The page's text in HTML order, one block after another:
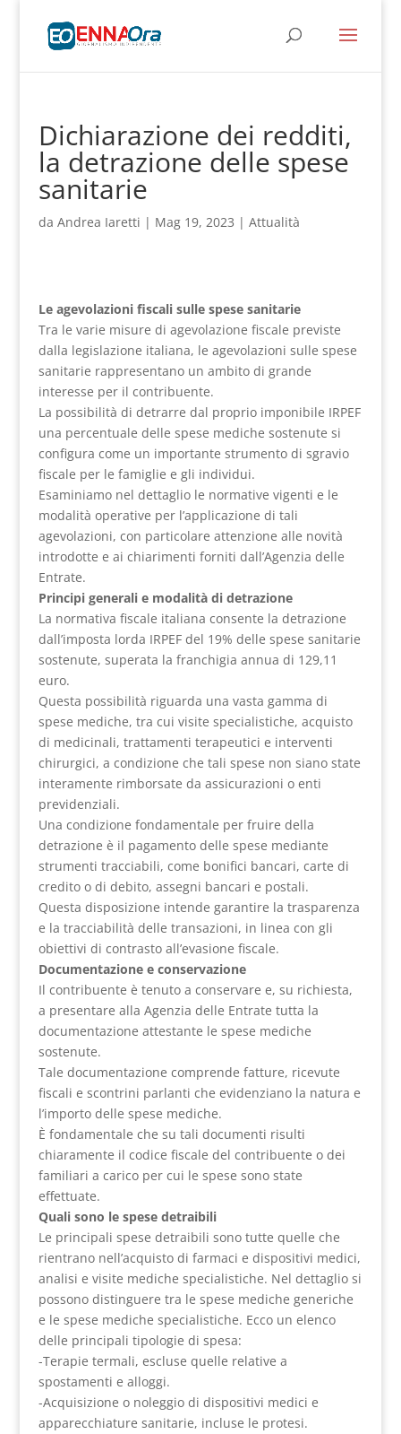
Dichiarazione dei redditi,
la detrazione delle spese
sanitarie
da Andrea Iaretti | Mag 19, 2023 | Attualità
Le agevolazioni fiscali sulle spese sanitarie
Tra le varie misure di agevolazione fiscale previste
dalla legislazione italiana, le agevolazioni sulle spese
sanitarie rappresentano un ambito di grande
interesse per il contribuente.
La possibilità di detrarre dal proprio imponibile IRPEF
una percentuale delle spese mediche sostenute si
configura come un importante strumento di sgravio
fiscale per le famiglie e gli individui.
Esaminiamo nel dettaglio le normative vigenti e le
modalità operative per l’applicazione di tali
agevolazioni, con particolare attenzione alle novità
introdotte e ai chiarimenti forniti dall’Agenzia delle
Entrate.
Principi generali e modalità di detrazione
La normativa fiscale italiana consente la detrazione
dall’imposta lorda IRPEF del 19% delle spese sanitarie
sostenute, superata la franchigia annua di 129,11
euro.
Questa possibilità riguarda una vasta gamma di
spese mediche, tra cui visite specialistiche, acquisto
di medicinali, trattamenti terapeutici e interventi
chirurgici, a condizione che tali spese non siano state
interamente rimborsate da assicurazioni o enti
previdenziali.
Una condizione fondamentale per fruire della
detrazione è il pagamento delle spese mediante
strumenti tracciabili, come bonifici bancari, carte di
credito o di debito, assegni bancari e postali.
Questa disposizione intende garantire la trasparenza
e la tracciabilità delle transazioni, in linea con gli
obiettivi di contrasto all’evasione fiscale.
Documentazione e conservazione
Il contribuente è tenuto a conservare e, su richiesta,
a presentare alla Agenzia delle Entrate tutta la
documentazione attestante le spese mediche
sostenute.
Tale documentazione comprende fatture, ricevute
fiscali e scontrini parlanti che evidenziano la natura e
l’importo delle spese mediche.
È fondamentale che su tali documenti risulti
chiaramente il codice fiscale del contribuente o dei
familiari a carico per cui le spese sono state
effettuate.
Quali sono le spese detraibili
Le principali spese detraibili sono tutte quelle che
rientrano nell’acquisto di farmaci e dispositivi medici,
analisi e visite mediche specialistiche. Nel dettaglio si
possono distinguere tra le spese mediche generiche
e le spese mediche specialistiche. Ecco un elenco
delle principali tipologie di spesa:
-Terapie termali, escluse quelle relative a
spostamenti e alloggi.
-Acquisizione o noleggio di dispositivi medici e
apparecchiature sanitarie, incluse le protesi.